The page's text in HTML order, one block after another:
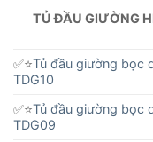
TỦ ĐẦU GIƯỜNG
✅⭐️Tủ đầu giường bọc
TDG10
✅⭐️Tủ đầu giường bọc
TDG09